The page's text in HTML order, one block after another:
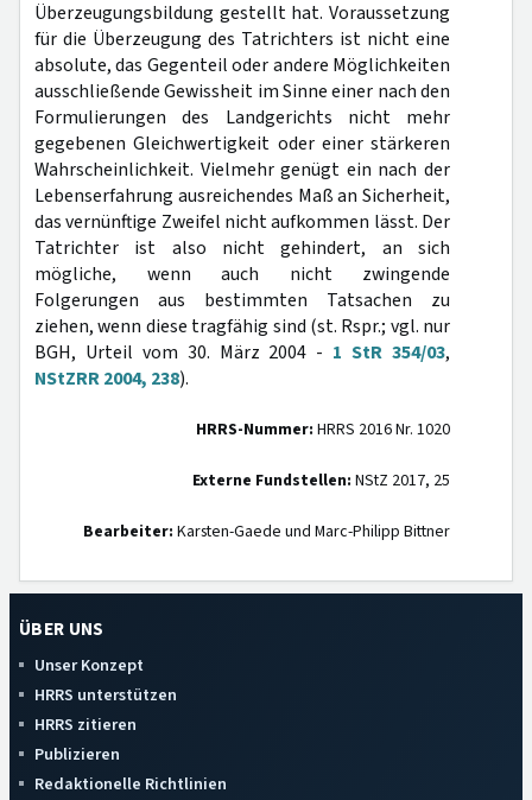
Überzeugungsbildung gestellt hat. Voraussetzung
für die Überzeugung des Tatrichters ist nicht eine
absolute, das Gegenteil oder andere Möglichkeiten
ausschließende Gewissheit im Sinne einer nach den
Formulierungen des Landgerichts nicht mehr
gegebenen Gleichwertigkeit oder einer stärkeren
Wahrscheinlichkeit. Vielmehr genügt ein nach der
Lebenserfahrung ausreichendes Maß an Sicherheit,
das vernünftige Zweifel nicht aufkommen lässt. Der
Tatrichter ist also nicht gehindert, an sich
mögliche, wenn auch nicht zwingende
Folgerungen aus bestimmten Tatsachen zu
ziehen, wenn diese tragfähig sind (st. Rspr.; vgl. nur
BGH, Urteil vom 30. März 2004 - 1 StR 354/03,
NStZRR 2004, 238).
HRRS-Nummer: HRRS 2016 Nr. 1020
Externe Fundstellen: NStZ 2017, 25
Bearbeiter: Karsten-Gaede und Marc-Philipp Bittner
ÜBER UNS
Unser Konzept
HRRS unterstützen
HRRS zitieren
Publizieren
Redaktionelle Richtlinien